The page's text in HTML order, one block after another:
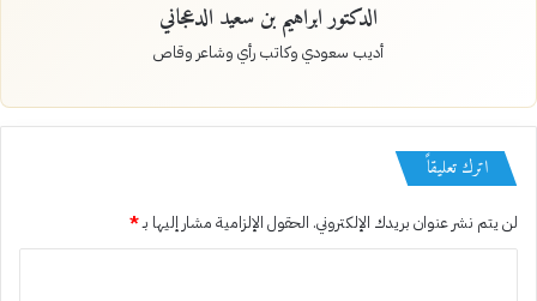
الدكتور ابراهيم بن سعيد الدعجاني
أديب سعودي وكاتب رأي وشاعر وقاص
اترك تعليقاً
لن يتم نشر عنوان بريدك الإلكتروني. الحقول الإلزامية مشار إليها بـ*